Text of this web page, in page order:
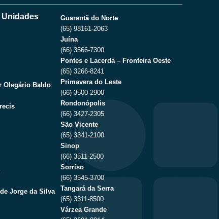
Olegário Baldo
Jorge da Silva
Guarantã do Norte
(65) 98161-2063
Juína
(66) 3566-7300
Pontes e Lacerda – Fronteira Oeste
(65) 3266-8241
Primavera do Leste
(66) 3500-2900
Rondonópolis
(66) 3427-2305
São Vicente
(65) 3341-2100
Sinop
(66) 3511-2500
Sorriso
(66) 3545-3700
Tangará da Serra
(65) 3311-8500
Várzea Grande